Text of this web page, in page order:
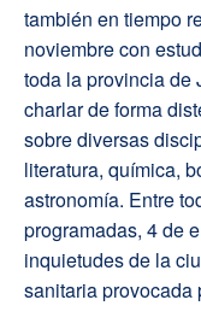
también en tiempo
noviembre con
toda la provincia de
charlar de forma
sobre diversas
literatura, química,
astronomía. Entre
programadas, 4 de
inquietudes de la
sanitaria provocada